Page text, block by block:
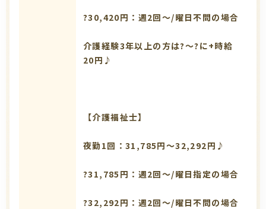
?30,420円：週2回～/曜日不問の場合
介護経験3年以上の方は?～?に+時給
20円♪
【介護福祉士】
夜勤1回：31,785円～32,292円♪
?31,785円：週2回～/曜日指定の場合
?32,292円：週2回～/曜日不問の場合